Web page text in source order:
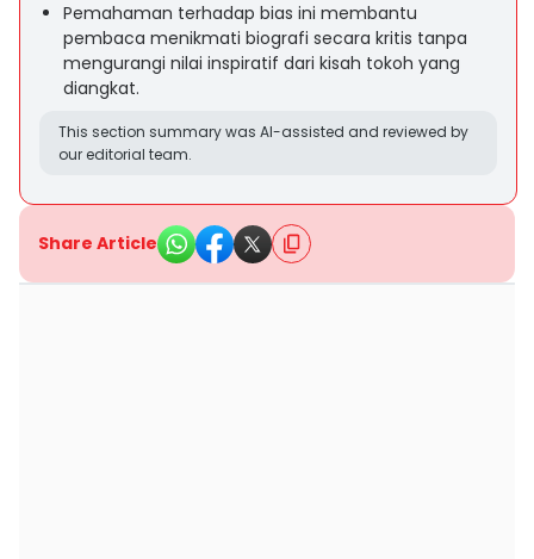
Pemahaman terhadap bias ini membantu
pembaca menikmati biografi secara kritis tanpa
mengurangi nilai inspiratif dari kisah tokoh yang
diangkat.
This section summary was AI-assisted and reviewed by
our editorial team.
Share Article